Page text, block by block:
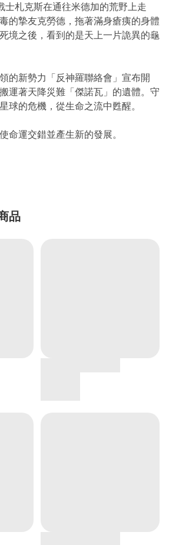
札克斯在通往米德加的荒野上走
的摯友克勞德，拖著滿身瘡痍的身體
境之後，看到的是天上一片詭異的龜
新勢力「反神羅聯絡會」宣布開
運著天降災難「傑諾瓦」的遺體。守
球的危機，從生命之流中甦醒。
運交錯並產生新的發展。
品